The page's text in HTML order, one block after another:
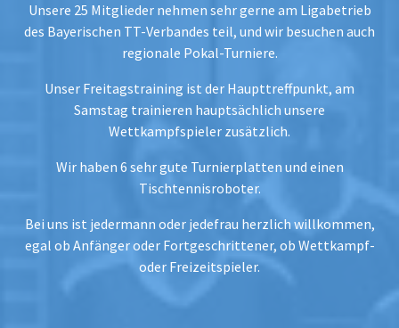
Unsere 25 Mitglieder nehmen sehr gerne am Ligabetrieb
des Bayerischen TT-Verbandes teil, und wir besuchen auch
regionale Pokal-Turniere.
Unser Freitagstraining ist der Haupttreffpunkt, am
Samstag trainieren hauptsächlich unsere
Wettkampfspieler zusätzlich.
Wir haben 6 sehr gute Turnierplatten und einen
Tischtennisroboter.
Bei uns ist jedermann oder jedefrau herzlich willkommen,
egal ob Anfänger oder Fortgeschrittener, ob Wettkampf-
oder Freizeitspieler.